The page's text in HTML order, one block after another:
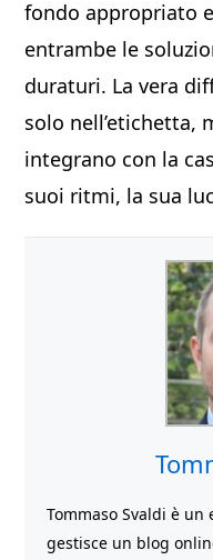
fondo appropriato
entrambe le
duraturi. La vera
solo nell’etichetta,
integrano con la
suoi ritmi, la sua
Tommaso Svaldi è
gestisce un blog